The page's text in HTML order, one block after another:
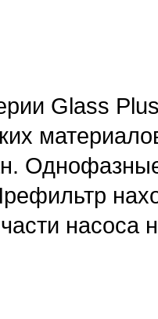
Glass
насоса